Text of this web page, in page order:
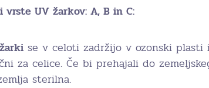
vrste UV žarkov: A, B in C:
se v celoti zadržijo v ozonski plasti
za celice. Če bi prehajali do
sterilna.